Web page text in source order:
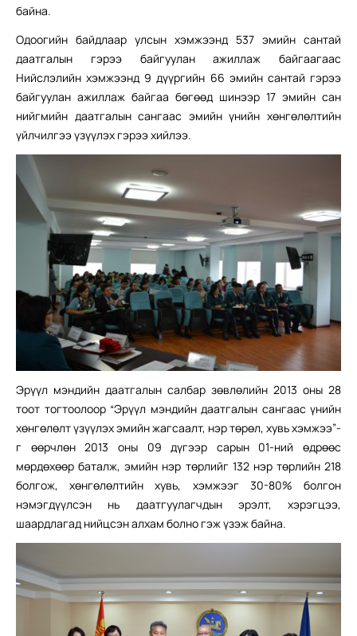
байна.
Одоогийн байдлаар улсын хэмжээнд 537 эмийн сантай
даатгалын гэрээ байгуулан ажиллаж байгаагаас
Нийслэлийн хэмжээнд 9 дүүргийн 66 эмийн сантай гэрээ
байгуулан ажиллаж байгаа бөгөөд шинээр 17 эмийн сан
нийгмийн даатгалын сангаас эмийн үнийн хөнгөлөлтийн
үйлчилгээ үзүүлэх гэрээ хийлээ.
Эрүүл мэндийн даатгалын салбар зөвлөлийн 2013 оны 28
тоот тогтоолоор “Эрүүл мэндийн даатгалын сангаас үнийн
хөнгөлөлт үзүүлэх эмийн жагсаалт, нэр төрөл, хувь хэмжээ”-
г өөрчлөн 2013 оны 09 дүгээр сарын 01-ний өдрөөс
мөрдөхөөр баталж, эмийн нэр төрлийг 132 нэр төрлийн 218
болгож, хөнгөлөлтийн хувь, хэмжээг 30-80% болгон
нэмэгдүүлсэн нь даатгуулагчдын эрэлт, хэрэгцээ,
шаардлагад нийцсэн алхам болно гэж үзэж байна.